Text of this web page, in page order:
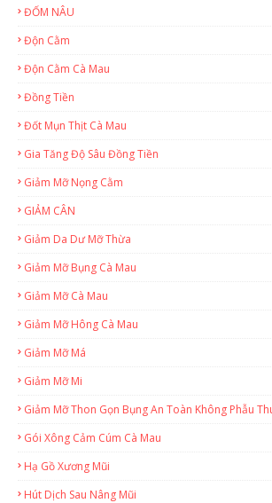
ĐỐM NÂU
Độn Cằm
Độn Cằm Cà Mau
Đồng Tiền
Đốt Mụn Thịt Cà Mau
Gia Tăng Độ Sâu Đồng Tiền
Giảm Mỡ Nọng Cằm
GIẢM CÂN
Giảm Da Dư Mỡ Thừa
Giảm Mỡ Bụng Cà Mau
Giảm Mỡ Cà Mau
Giảm Mỡ Hông Cà Mau
Giảm Mỡ Má
Giảm Mỡ Mi
Giảm Mỡ Thon Gọn Bụng An Toàn Không Phẫu
Gói Xông Cảm Cúm Cà Mau
Hạ Gồ Xương Mũi
Hút Dịch Sau Nâng Mũi